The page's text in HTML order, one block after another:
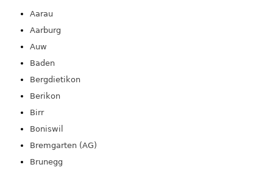
Aarau
Aarburg
Auw
Baden
Bergdietikon
Berikon
Birr
Boniswil
Bremgarten (AG)
Brunegg